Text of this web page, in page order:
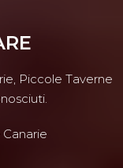
Piccole Taverne